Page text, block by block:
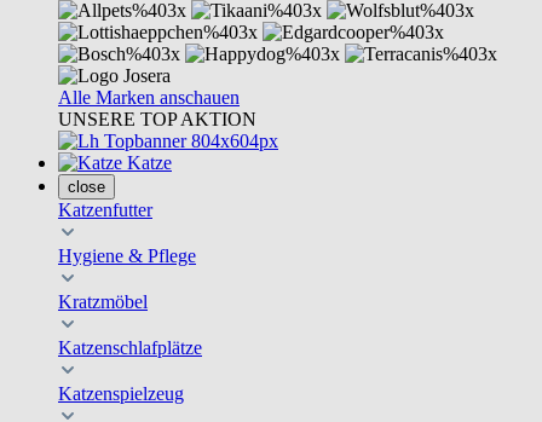
Alle Marken anschauen
UNSERE TOP AKTION
Katze
close
Katzenfutter
Hygiene & Pflege
Kratzmöbel
Katzenschlafplätze
Katzenspielzeug